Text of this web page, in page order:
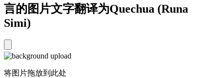
言的图片文字翻译为Quechua (Runa
Simi)
将图片拖放到此处